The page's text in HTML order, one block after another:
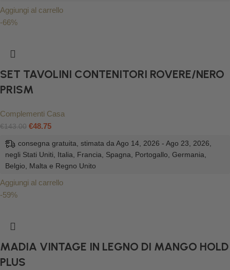
Aggiungi al carrello
-66%
SET TAVOLINI CONTENITORI ROVERE/NERO
PRISM
Complementi Casa
€143.00 €48.75
consegna gratuita, stimata da Ago 14, 2026 - Ago 23, 2026,
negli Stati Uniti, Italia, Francia, Spagna, Portogallo, Germania,
Belgio, Malta e Regno Unito
Aggiungi al carrello
-59%
MADIA VINTAGE IN LEGNO DI MANGO HOLD
PLUS